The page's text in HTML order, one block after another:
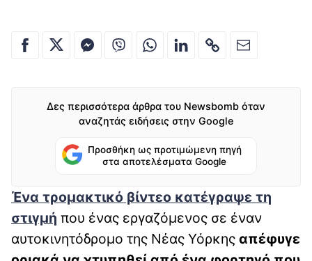
Δες περισσότερα άρθρα του Newsbomb όταν
αναζητάς ειδήσεις στην Google
Προσθήκη ως προτιμώμενη πηγή
στα αποτελέσματα Google
Ένα τρομακτικό βίντεο κατέγραψε τη
στιγμή που ένας εργαζόμενος σε έναν
αυτοκινητόδρομο της Νέας Υόρκης απέφυγε